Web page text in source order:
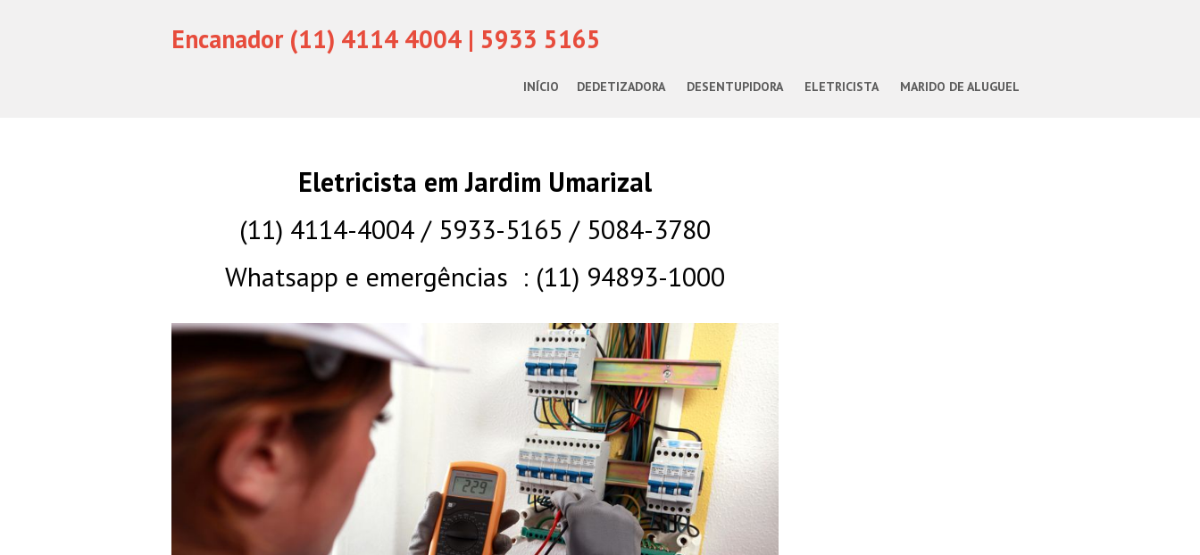
Encanador (11) 4114 4004 | 5933 5165
INÍCIO DEDETIZADORA DESENTUPIDORA ELETRICISTA MARIDO DE ALUGUEL
Eletricista em Jardim Umarizal
(11) 4114-4004 / 5933-5165 / 5084-3780
Whatsapp e emergências : (11) 94893-1000